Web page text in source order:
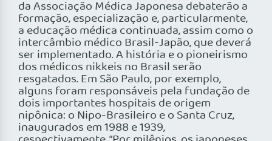
da Associação Médica Japonesa debaterão a
formação, especialização e, particularmente,
a educação médica continuada, assim como o
intercâmbio médico Brasil-Japão, que deverá
ser implementado. A história e o pioneirismo
dos médicos nikkeis no Brasil serão
resgatados. Em São Paulo, por exemplo,
alguns foram responsáveis pela fundação de
dois importantes hospitais de origem
nipônica: o Nipo-Brasileiro e o Santa Cruz,
inaugurados em 1988 e 1939,